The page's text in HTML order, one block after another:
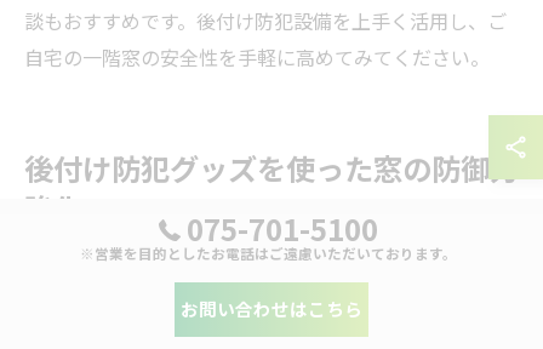
談もおすすめです。後付け防犯設備を上手く活用し、ご
自宅の一階窓の安全性を手軽に高めてみてください。
後付け防犯グッズを使った窓の防御力
強化
後付け防犯グッズと防犯設備の違いを解説
075-701-5100
※営業を目的としたお電話はご遠慮いただいております。
お問い合わせはこちら